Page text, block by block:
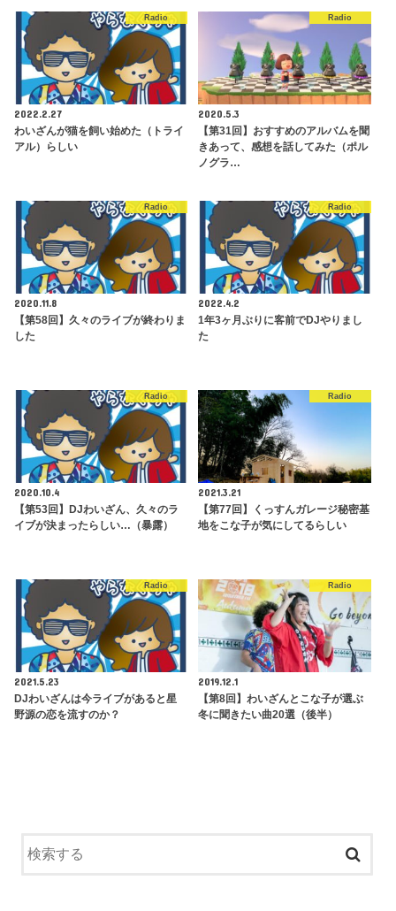
Radio
2022.2.27
わいざんが猫を飼い始めた（トライ
アル）らしい
Radio
2020.5.3
【第31回】おすすめのアルバムを聞
きあって、感想を話してみた（ポル
ノグラ…
Radio
2020.11.8
【第58回】久々のライブが終わりま
した
Radio
2022.4.2
1年3ヶ月ぶりに客前でDJやりまし
た
Radio
2020.10.4
【第53回】DJわいざん、久々のラ
イブが決まったらしい…（暴露）
Radio
2021.3.21
【第77回】くっすんガレージ秘密基
地をこな子が気にしてるらしい
Radio
2021.5.23
DJわいざんは今ライブがあると星
野源の恋を流すのか？
Radio
2019.12.1
【第8回】わいざんとこな子が選ぶ
冬に聞きたい曲20選（後半）